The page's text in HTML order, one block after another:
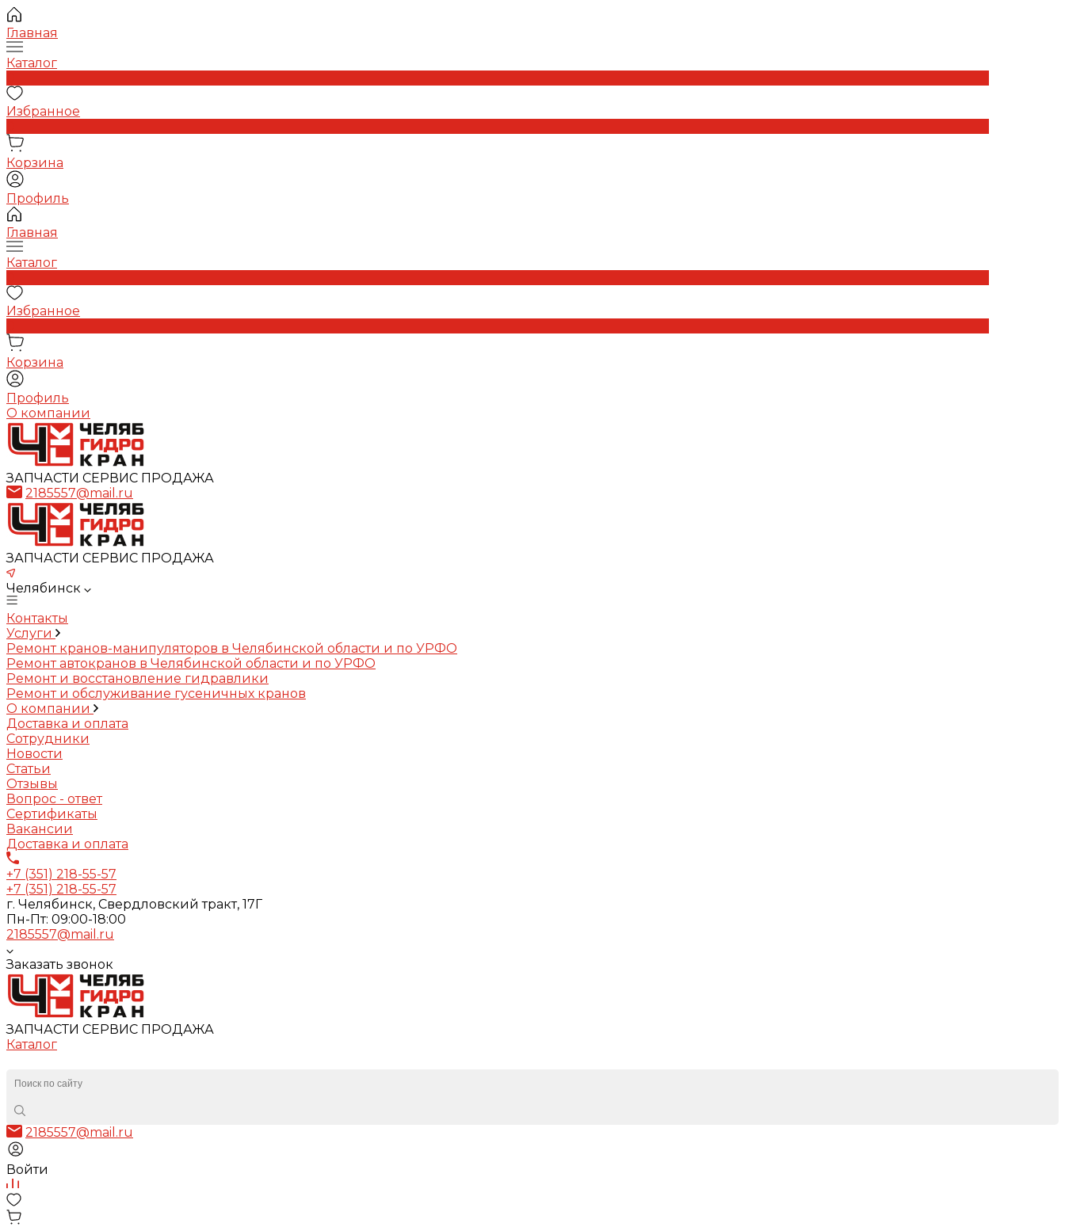
Главная
Каталог
Избранное
Корзина
Профиль
Главная
Каталог
Избранное
Корзина
Профиль
О компании
ЗАПЧАСТИ СЕРВИС ПРОДАЖА
2185557@mail.ru
ЗАПЧАСТИ СЕРВИС ПРОДАЖА
Челябинск
Контакты
Услуги
Ремонт кранов-манипуляторов в Челябинской области и по УРФО
Ремонт автокранов в Челябинской области и по УРФО
Ремонт и восстановление гидравлики
Ремонт и обслуживание гусеничных кранов
О компании
Доставка и оплата
Сотрудники
Новости
Статьи
Отзывы
Вопрос - ответ
Сертификаты
Вакансии
Доставка и оплата
+7 (351) 218-55-57
+7 (351) 218-55-57
г. Челябинск, Свердловский тракт, 17Г
Пн-Пт: 09:00-18:00
2185557@mail.ru
Заказать звонок
ЗАПЧАСТИ СЕРВИС ПРОДАЖА
Каталог
2185557@mail.ru
Войти